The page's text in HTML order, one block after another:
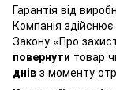
Гарантія від
Компанія
Закону «Про
повернути товар
днів з моменту